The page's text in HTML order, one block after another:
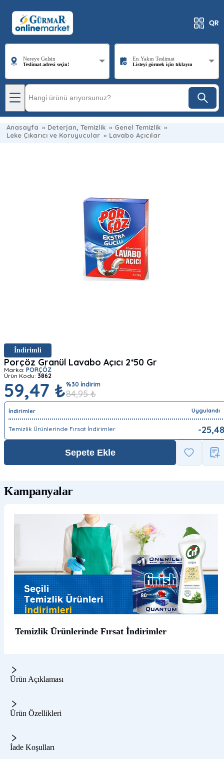
Nereye Gelsin
Teslimat adresi seçin!
En Yakın Teslimat
Listeyi görmek için tıklayın
Anasayfa » Deterjan, Temizlik » Genel Temizlik »
Leke Çıkarıcı ve Koruyucular » Lavabo Açıcılar
İndirimli
Porçöz Granül Lavabo Açıcı 2*50 Gr
Marka: PORÇÖZ
Ürün Kodu: 3862
59,47 ₺%30 İndirim
84,95 ₺
İndirimler Uygulandı
Temizlik Ürünlerinde Fırsat İndirimler -25,48
Sepete Ekle
Kampanyalar
Temizlik Ürünlerinde Fırsat İndirimler
Ürün Açıklaması
Ürün Özellikleri
İade Koşulları